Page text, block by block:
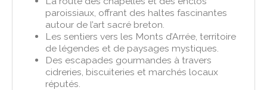
paroissiaux, offrant des haltes fascinantes
autour de l’art sacré breton.
Les sentiers vers les Monts d’Arrée, territoire
de légendes et de paysages mystiques.
Des escapades gourmandes à travers
cidreries, biscuiteries et marchés locaux
réputés.